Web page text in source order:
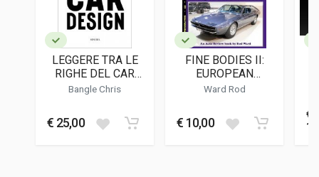
LEGGERE TRA LE
RIGHE DEL CAR
DESIGN
Bangle Chris
€ 25,00
FINE BODIES II:
EUROPEAN
COACHBUILDERS
Ward Rod
€ 10,00
€